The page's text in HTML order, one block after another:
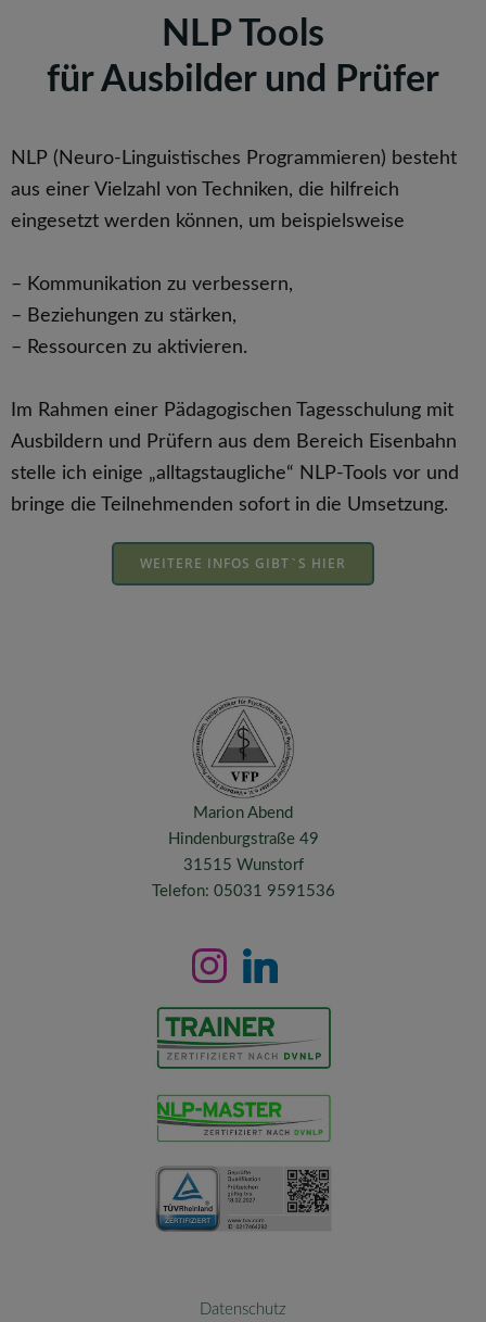
NLP Tools
für Ausbilder und Prüfer
NLP (Neuro-Linguistisches Programmieren) besteht
aus einer Vielzahl von Techniken, die hilfreich
eingesetzt werden können, um beispielsweise
– Kommunikation zu verbessern,
– Beziehungen zu stärken,
– Ressourcen zu aktivieren.
Im Rahmen einer Pädagogischen Tagesschulung mit
Ausbildern und Prüfern aus dem Bereich Eisenbahn
stelle ich einige „alltagstaugliche“ NLP-Tools vor und
bringe die Teilnehmenden sofort in die Umsetzung.
WEITERE INFOS GIBT`S HIER
Marion Abend
Hindenburgstraße 49
31515 Wunstorf
Telefon: 05031 9591536
Datenschutz